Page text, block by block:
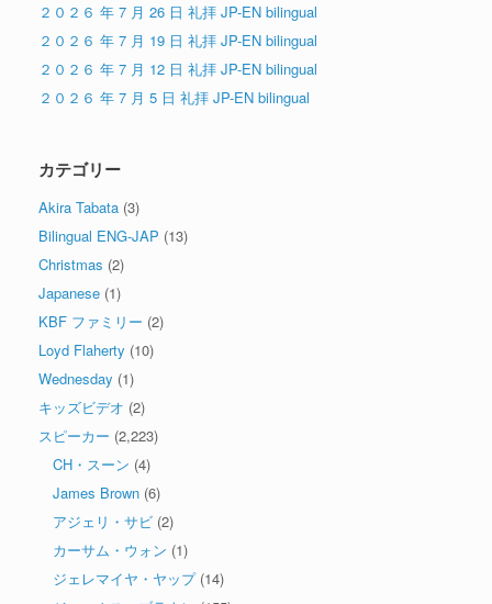
２０２６ 年 7 月 26 日 礼拝 JP-EN bilingual
２０２６ 年 7 月 19 日 礼拝 JP-EN bilingual
２０２６ 年 7 月 12 日 礼拝 JP-EN bilingual
２０２６ 年 7 月 5 日 礼拝 JP-EN bilingual
カテゴリー
Akira Tabata (3)
Bilingual ENG-JAP (13)
Christmas (2)
Japanese (1)
KBF ファミリー (2)
Loyd Flaherty (10)
Wednesday (1)
キッズビデオ (2)
スピーカー (2,223)
CH・スーン (4)
James Brown (6)
アジェリ・サビ (2)
カーサム・ウォン (1)
ジェレマイヤ・ヤップ(14)